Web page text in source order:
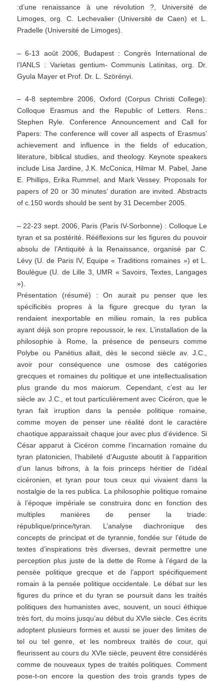
:d’une renaissance à une révolution ?, Université de
Limoges, org. C. Lechevalier (Université de Caen) et L.
Pradelle (Université de Limoges).
– 6-13 août 2006, Budapest : Congrès International de
l’IANLS : Varietas gentium- Communis Latinitas, org. Dr.
Gyula Mayer et Prof. Dr. L. Szörényi.
– 4-8 septembre 2006, Oxford (Corpus Christi College):
Colloque Erasmus and the Republic of Letters. Rens.:
Stephen Ryle. Conference Announcement and Call for
Papers: The conference will cover all aspects of Erasmus’
achievement and influence in the fields of education,
literature, biblical studies, and theology. Keynote speakers
include Lisa Jardine, J.K. McConica, Hilmar M. Pabel, Jane
E. Phillips, Erika Rummel, and Mark Vessey. Proposals for
papers of 20 or 30 minutes’ duration are invited. Abstracts
of c.150 words should be sent by 31 December 2005.
– 22-23 sept. 2006, Paris (Paris IV-Sorbonne) : Colloque Le
tyran et sa postérité. Rééflexions sur les figures du pouvoir
absolu de l’Antiquité à la Renaissance, organisé par C.
Lévy (U. de Paris IV, Equipe « Traditions romaines ») et L.
Boulègue (U. de Lille 3, UMR « Savoirs, Textes, Langages
»).
Présentation (résumé) : On aurait pu penser que les
spécificités propres à la figure grecque du tyran la
rendaient inexportable en milieu romain, la res publica
ayant déjà son propre repoussoir, le rex. L’installation de la
philosophie à Rome, la présence de penseurs comme
Polybe ou Panétius allait, dès le second siècle av. J.C.,
avoir pour conséquence une osmose des catégories
grecques et romaines du politique et une intellectualisation
plus grande du mos maiorum. Cependant, c’est au Ier
siècle av. J.C., et tout particulièrement avec Cicéron, que le
tyran fait irruption dans la pensée politique romaine,
comme moyen de penser une réalité dont le caractère
chaotique apparaissait chaque jour avec plus d’évidence. Si
César apparut à Cicéron comme l’incarnation romaine du
tyran platonicien, l’habileté d’Auguste aboutit à l’apparition
d’un Ianus bifrons, à la fois princeps héritier de l’idéal
cicéronien, et tyran pour tous ceux qui vivaient dans la
nostalgie de la res publica. La philosophie politique romaine
à l’époque impériale se construira donc en fonction des
multiples manières de penser la triade:
république/prince/tyran. L’analyse diachronique des
concepts de principat et de tyrannie, fondée sur l’étude de
textes d’inspirations très diverses, devrait permettre une
perception plus juste de la dette de Rome à l’égard de la
pensée politique grecque et de l’apport spécifiquement
romain à la pensée politique occidentale. Le débat sur les
figures du prince et du tyran se poursuit dans les traités
politiques des humanistes avec, souvent, un souci éthique
très fort, du moins jusqu’au début du XVIe siècle. Ces écrits
adoptent plusieurs formes et aussi se jouer des limites de
tel ou tel genre, et les nombreux traités de cour, qui
fleurissent au cours du XVIe siècle, peuvent être considérés
comme de nouveaux types de traités politiques. Comment
pose-t-on encore la question des trois grands types de